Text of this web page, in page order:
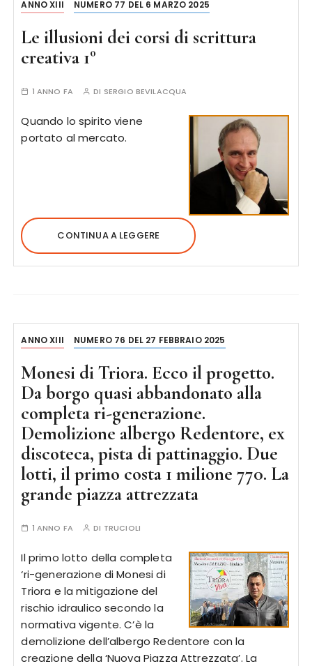
ANNO XIII NUMERO 77 DEL 6 MARZO 2025
Le illusioni dei corsi di scrittura
creativa 1°
1 ANNO FA DI SERGIO BEVILACQUA
Quando lo spirito viene
portato al mercato.
CONTINUA A LEGGERE
ANNO XIII NUMERO 76 DEL 27 FEBBRAIO 2025
Monesi di Triora. Ecco il progetto.
Da borgo quasi abbandonato alla
completa ri-generazione.
Demolizione albergo Redentore, ex
discoteca, pista di pattinaggio. Due
lotti, il primo costa 1 milione 770. La
grande piazza attrezzata
1 ANNO FA DI TRUCIOLI
Il primo lotto della completa
‘ri-generazione di Monesi di
Triora e la mitigazione del
rischio idraulico secondo la
normativa vigente. C’è la
demolizione dell’albergo Redentore con la
creazione della ‘Nuova Piazza Attrezzata’. La